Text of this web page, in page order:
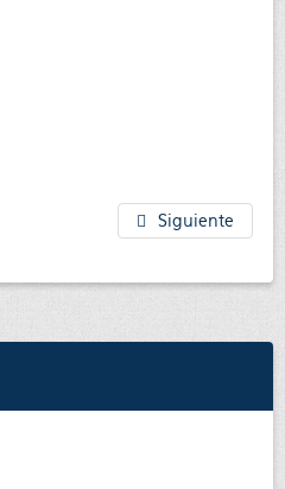
Siguiente